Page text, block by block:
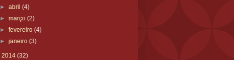
►abril(4)
►março(2)
►fevereiro(4)
►janeiro(3)
2014 (32)